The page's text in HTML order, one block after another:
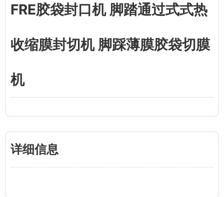
FRE胶袋封口机 脚踏通过式式热
收缩膜封切机 脚踩薄膜胶袋切膜
机
详细信息